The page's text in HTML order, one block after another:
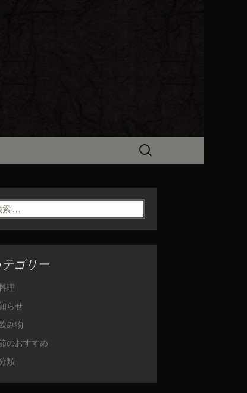
魯ビン
ろびん）」がお店からのお
検
:
テゴリー
理
らせ
み物
のおすすめ
類